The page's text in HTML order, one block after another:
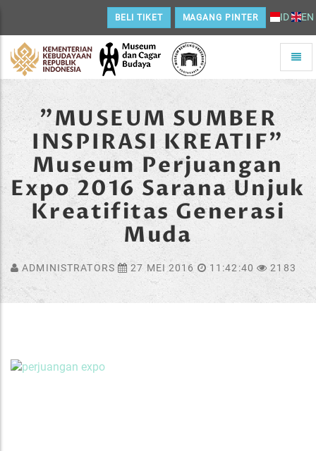
BELI TIKET MAGANG PINTER ID EN
Home
Toggle
"MUSEUM SUMBER
INSPIRASI KREATIF"
Museum Perjuangan
Expo 2016 Sarana Unjuk
Kreatifitas Generasi
Muda
ADMINISTRATORS 27 MEI 2016 11:42:40 2183